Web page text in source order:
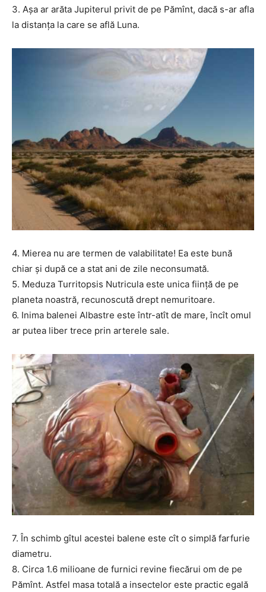
3. Așa ar arăta Jupiterul privit de pe Pămînt, dacă s-ar afla
la distanța la care se află Luna.
4. Mierea nu are termen de valabilitate! Ea este bună
chiar și după ce a stat ani de zile neconsumată.
5. Meduza Turritopsis Nutricula este unica ființă de pe
planeta noastră, recunoscută drept nemuritoare.
6. Inima balenei Albastre este într-atît de mare, încît omul
ar putea liber trece prin arterele sale.
7. În schimb gîtul acestei balene este cît o simplă farfurie
diametru.
8. Circa 1.6 milioane de furnici revine fiecărui om de pe
Pămînt. Astfel masa totală a insectelor este practic egală